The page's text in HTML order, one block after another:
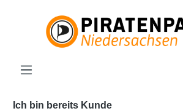
Ich bin bereits Kunde